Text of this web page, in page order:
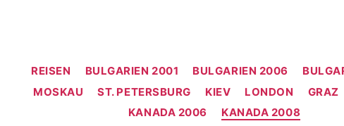
REISEN BULGARIEN 2001 BULGARIEN 2006
MOSKAU
ST. PETERSBURG KIEV LONDON GRAZ
KANADA 2006
KANADA 2008